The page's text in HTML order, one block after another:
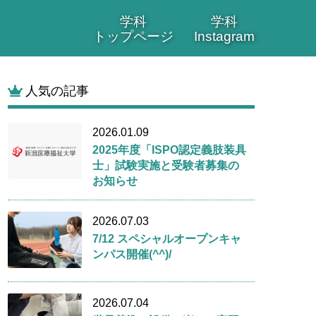
学科
トップページ
学科
Instagram
人気の記事
2026.01.09
2025年度「ISPO認定義肢装具
士」試験実施と受験者募集の
お知らせ
2026.07.03
7/12 スペシャルオープンキャ
ンパス開催(^^)/
2026.07.04